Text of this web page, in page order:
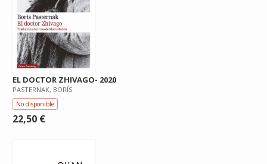
EL DOCTOR ZHIVAGO- 2020
PASTERNAK, BORÍS
No disponible
22,50 €